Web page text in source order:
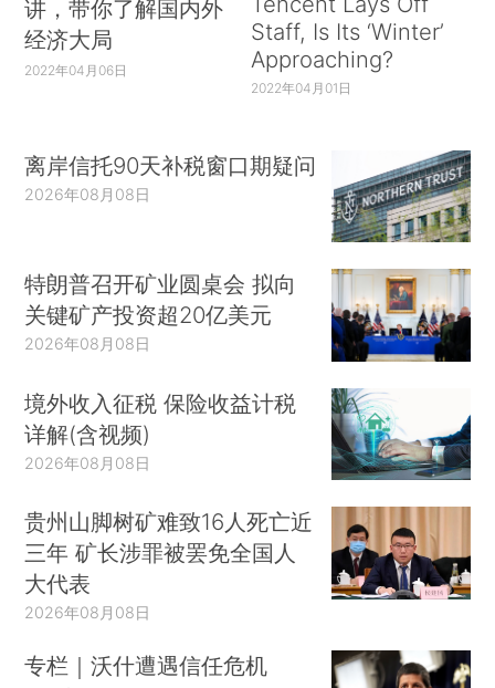
讲，带你了解国内外
经济大局
2022年04月06日
Staff, Is Its ‘Winter’
Approaching?
2022年04月01日
离岸信托90天补税窗口期疑问
2026年08月08日
特朗普召开矿业圆桌会 拟向
关键矿产投资超20亿美元
2026年08月08日
境外收入征税 保险收益计税
详解(含视频)
2026年08月08日
贵州山脚树矿难致16人死亡近
三年 矿长涉罪被罢免全国人
大代表
2026年08月08日
专栏｜沃什遭遇信任危机